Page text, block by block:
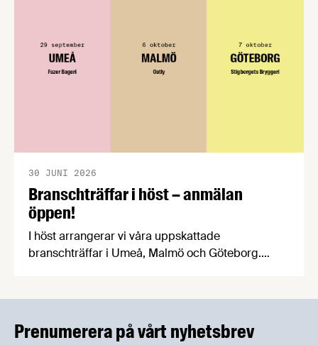
Branschträffar i höst – anmälan
öppen!
30 JUNI 2026
I höst arrangerar vi våra uppskattade
branschträffar i Umeå, Malmö och Göteborg.
Prenumerera på vårt nyhetsbrev